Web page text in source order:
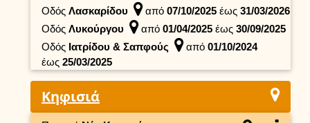
Οδός Λασκαρίδου από 07/10/2025 έως 31/03/2026
Οδός Λυκούργου από 01/04/2025 έως 30/09/2025
Οδός Ιατρίδου & Σαπφούς από 01/10/2024
έως 25/03/2025
Κηφισιά